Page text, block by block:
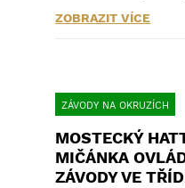
ZOBRAZIT VÍCE
ZÁVODY NA OKRUZÍCH
MOSTECKÝ
MIČÁNKA
ZÁVODY VE